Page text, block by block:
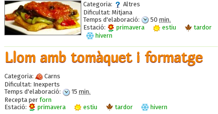
Categoria:
Altres
Dificultat: Mitjana
Temps d'elaboració:
50 min.
Estació:
primavera estiu
tardor
hivern
Llom amb tomàquet i formatge
Categoria:
Carns
Dificultat: Inexperts
Temps d'elaboració:
15 min.
Recepta per forn
Estació:
primavera estiu tardor hivern